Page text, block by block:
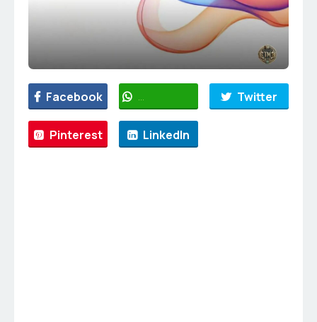
Facebook WhatsApp Twitter
Pinterest LinkedIn